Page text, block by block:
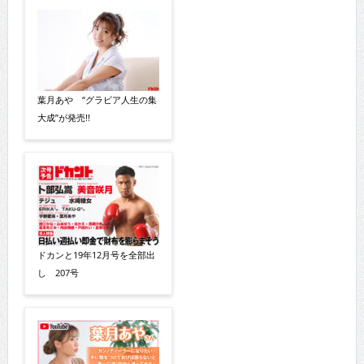
葉月あや “グラビア人生の集
大成”が発売!!
ドカンと19年12月号を全部出
し 207号